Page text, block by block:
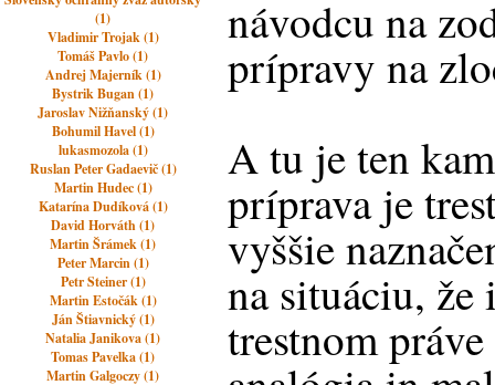
(1)
Vladimir Trojak (1)
Tomáš Pavlo (1)
Andrej Majerník (1)
Bystrik Bugan (1)
Jaroslav Nižňanský (1)
Bohumil Havel (1)
lukasmozola (1)
Ruslan Peter Gadaevič (1)
Martin Hudec (1)
Katarína Dudíková (1)
David Horváth (1)
Martin Šrámek (1)
Peter Marcin (1)
Petr Steiner (1)
Martin Estočák (1)
Ján Štiavnický (1)
Natalia Janikova (1)
Tomas Pavelka (1)
Martin Galgoczy (1)
návodcu na
prípravy na
A tu je ten
príprava je
vyššie
na situáciu, že
trestnom